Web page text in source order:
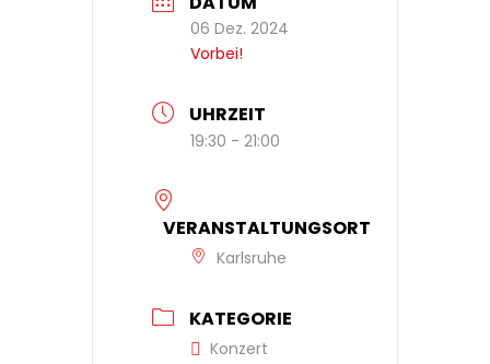
06 Dez. 2024
Vorbei!
UHRZEIT
19:30 - 21:00
VERANSTALTUNGSORT
Karlsruhe
KATEGORIE
Konzert